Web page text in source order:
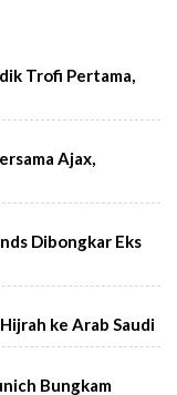
Trofi Pertama,
Ajax,
Dibongkar Eks
ke Arab Saudi
Bungkam